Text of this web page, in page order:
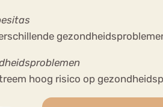
hoog risico op